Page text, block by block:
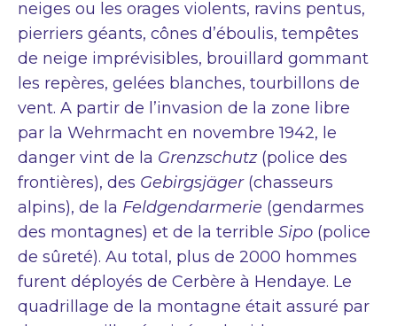
neiges ou les orages violents, ravins pentus,
pierriers géants, cônes d’éboulis, tempêtes
de neige imprévisibles, brouillard gommant
les repères, gelées blanches, tourbillons de
vent. A partir de l’invasion de la zone libre
par la Wehrmacht en novembre 1942, le
danger vint de la Grenzschutz(police des
frontières), des Gebirgsjäger(chasseurs
alpins), de la Feldgendarmerie (gendarmes
des montagnes) et de la terrible Sipo (police
de sûreté). Au total, plus de 2000 hommes
furent déployés de Cerbère à Hendaye. Le
quadrillage de la montagne était assuré par